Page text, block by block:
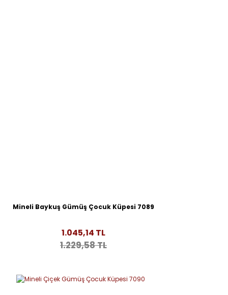
Mineli Baykuş Gümüş Çocuk Küpesi 7089
1.045,14 TL
1.229,58 TL